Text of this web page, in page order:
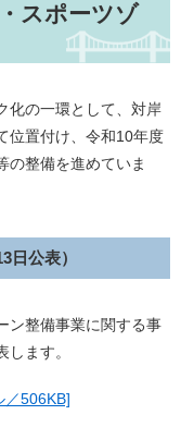
スポーツゾ
化の一環として、対岸
位置付け、令和10年度
の整備を進めていま
日公表）
ン整備事業に関する事
ます。
／506KB]